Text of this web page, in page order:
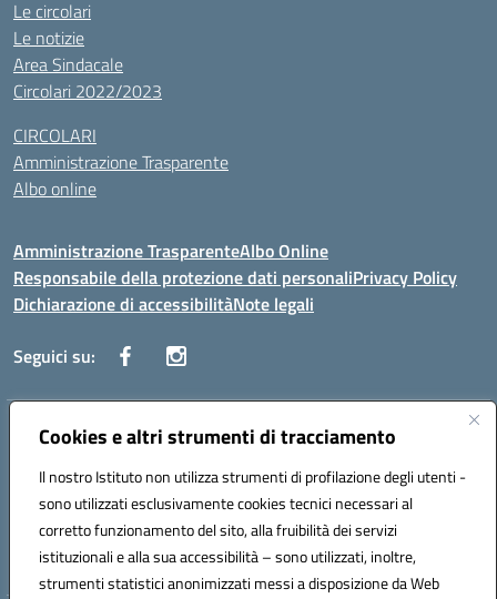
Cookies e altri strumenti di tracciamento
Il nostro Istituto non utilizza strumenti di profilazione degli utenti -
sono utilizzati esclusivamente cookies tecnici necessari al
corretto funzionamento del sito, alla fruibilità dei servizi
istituzionali e alla sua accessibilità – sono utilizzati, inoltre,
strumenti statistici anonimizzati messi a disposizione da Web
Le circolari
Le notizie
Area Sindacale
Circolari 2022/2023
CIRCOLARI
Amministrazione Trasparente
Albo online
Amministrazione TrasparenteAlbo Online
Responsabile della protezione dati personaliPrivacy Policy
Dichiarazione di accessibilitàNote legali
Seguici su:
Indirizzo:Corso Vittorio Emanuele, 27 90133 - Palermo
Posta elettronica certificata (PEC):pais03600r@pec.istruzione.it
Codice fiscale: 97308550827
Codice meccanografico: PAIS03600R